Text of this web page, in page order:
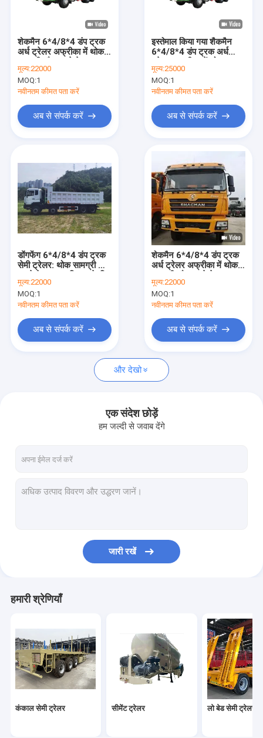
हमारे बारे में
फैक्टरी यात्रा
हमसे संपर्क करें
एक बोली का अनुरोध
फ्लैटबेड सेमी ट्रेलर
निर्माण साधन
साइड लोडर
फंसे हुए अर्ध-ट्रेलर
कार्गो ट्रक क्रेन
शेकमैन 6*4/8*4 डंप ट्रक
अर्ध ट्रेलर अफ्रीका में थोक
परिवहन के लिए डिज़ाइन किया
गया
मूल्य:22000
MOQ:1
नवीनतम कीमत पता करें
अब से संपर्क करें
इस्तेमाल किया गया शैकमैन
6*4/8*4 डंप ट्रक अर्ध
सामग्री और कचरे के कुशल
परिवहन के लिए इंजीनियर
मूल्य:25000
MOQ:1
नवीनतम कीमत पता करें
अब से संपर्क करें
डोंगफेंग 6*4/8*4 डंप ट्रक
सेमी ट्रेलर: थोक सामग्री और
डिज़ाइन किया गया
मूल्य:22000
MOQ:1
नवीनतम कीमत पता करें
अब से संपर्क करें
शेकमैन 6*4/8*4 डंप ट्रक
अर्ध ट्रेलर अफ्रीका में थोक
परिवहन के लिए डिज़ाइन किया
गया
मूल्य:22000
MOQ:1
नवीनतम कीमत पता करें
अब से संपर्क करें
और देखो
एक संदेश छोड़ें
हम जल्दी से जवाब देंगे
जारी रखें
हमारी श्रेणियाँ
कंकाल सेमी ट्रेलर सीमेंट ट्रेलर लो बेड सेमी ट्रेलर